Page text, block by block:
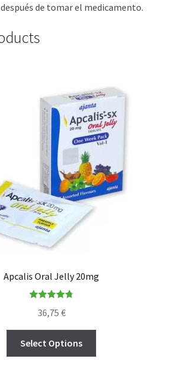
de tomar el medicamento.
Apcalis Oral Jelly 20mg
out of 5
36,75 €
Select Options